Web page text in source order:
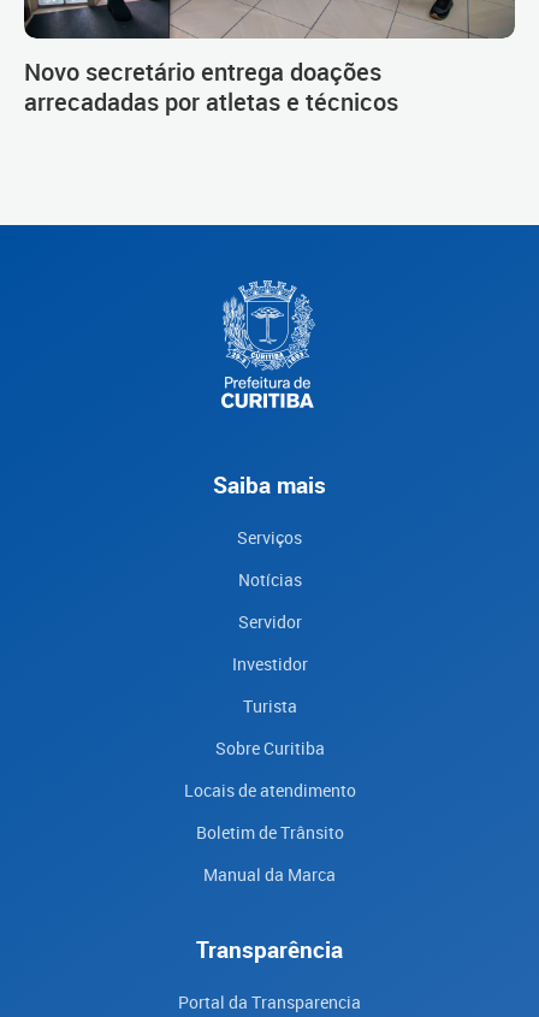
Novo secretário entrega doações
arrecadadas por atletas e técnicos
Saiba mais
Serviços
Notícias
Servidor
Investidor
Turista
Sobre Curitiba
Locais de atendimento
Boletim de Trânsito
Manual da Marca
Transparência
Portal da Transparencia